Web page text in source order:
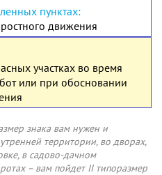
движения
участках во время
или при обосновании
знака вам нужен и
территории, во дворах,
в садово-дачном
– вам пойдет II типоразмер